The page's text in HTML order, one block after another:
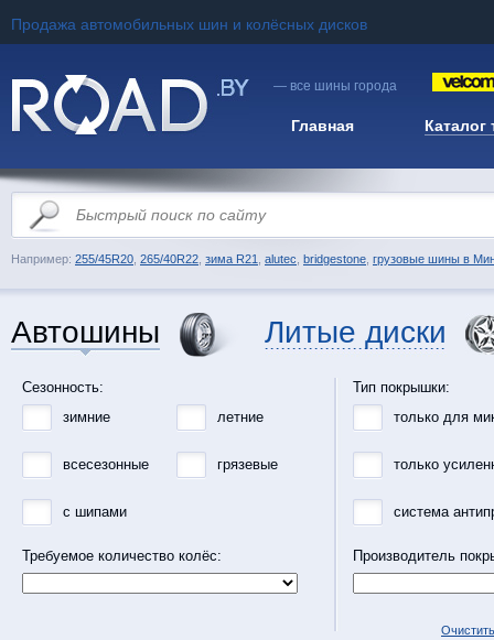
Продажа автомобильных шин и колёсных дисков
— все шины города
Главная Каталог
Например: 255/45R20 265/40R22 зима R21 alutec bridgestone грузовые шины в
Автошины Литые диски
Сезонность:
зимние
летние
всесезонные грязевые
с шипами
Требуемое количество колёс:
Тип покрышки:
только для
только
система
Производитель